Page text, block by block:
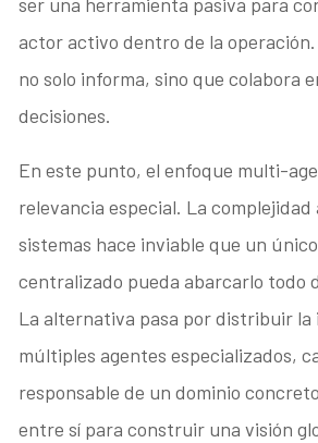
actor activo dentro de la
no solo informa, sino que colabora
decisiones.
En este punto, el enfoque multi-
relevancia especial. La complejidad
sistemas hace inviable que un
centralizado pueda abarcarlo todo
La alternativa pasa por distribuir la
múltiples agentes especializados,
responsable de un dominio
entre sí para construir una visión